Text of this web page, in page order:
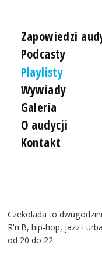
Zapowiedzi
Podcasty
Playlisty
Wywiady
Galeria
O audycji
Kontakt
Czekolada to
R'n'B, hip-hop, jazz i
od 20 do 22.